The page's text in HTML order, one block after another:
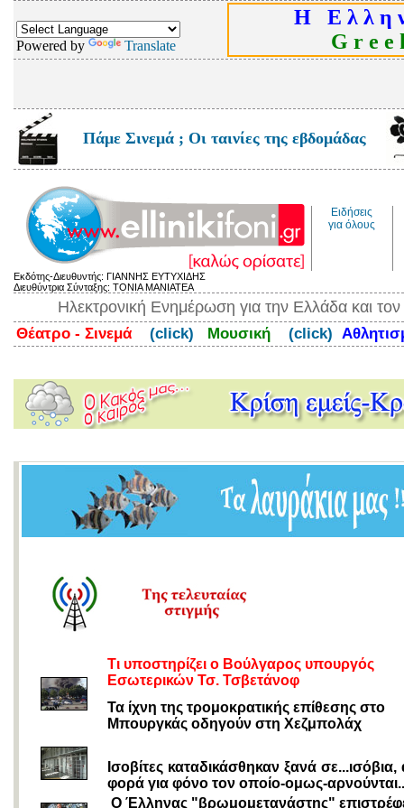
Powered by Translate
Η Ε λ λ η
G r e e
Πάμε Σινεμά ; Οι ταινίες της εβδομάδας
Ειδήσεις
για όλους
Εκδότης-Διευθυντής: ΓΙΑΝΝΗΣ ΕΥΤΥΧΙΔΗΣ
Διευθύντρια Σύνταξης: ΤΟΝΙΑ ΜΑΝΙΑΤΕΑ
Ηλεκτρονική Ενημέρωση για την Ελλάδα και
Θέατρο - Σινεμά (click) Μουσική (click)
Τι υποστηρίζει ο Βούλγαρος υπουργός
Εσωτερικών Τσ. Τσβετάνοφ
Τα ίχνη της τρομοκρατικής επίθεσης στο
Μπουργκάς οδηγούν στη Χεζμπολάχ
Ισοβίτες καταδικάσθηκαν ξανά σε...ισόβια,
φορά για φόνο τον οποίο-ομως-
Ο Έλληνας "βρωμομετανάστης"